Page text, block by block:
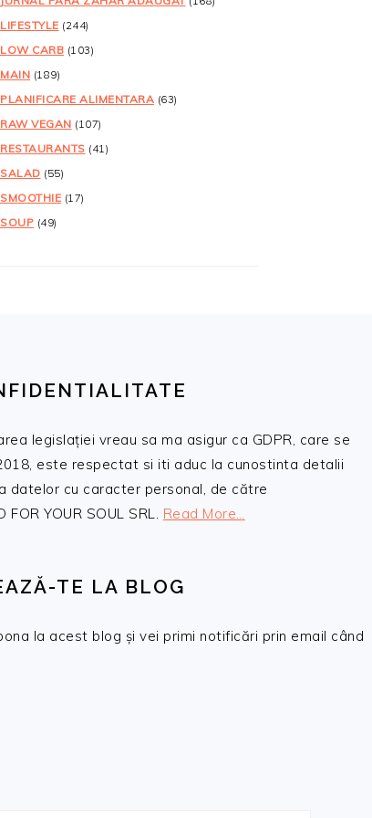
LIFESTYLE (244)
LOW CARB (103)
MAIN (189)
PLANIFICARE ALIMENTARA (63)
RAW VEGAN (107)
RESTAURANTS (41)
SALAD (55)
SMOOTHIE (17)
SOUP (49)
legislației vreau sa ma asigur ca GDPR, care se
este respectat si iti aduc la cunostinta detalii
datelor cu caracter personal, de către
YOUR SOUL SRL. Read More…
TE LA BLOG
la acest blog și vei primi notificări prin email când